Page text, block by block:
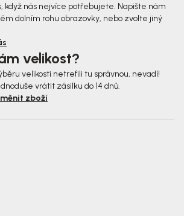
když nás nejvíce potřebujete. Napište nám
dolním rohu obrazovky, nebo zvolte jiný
velikost?
velikosti netrefili tu správnou, nevadí!
vrátit zásilku do 14 dnů.
zboží